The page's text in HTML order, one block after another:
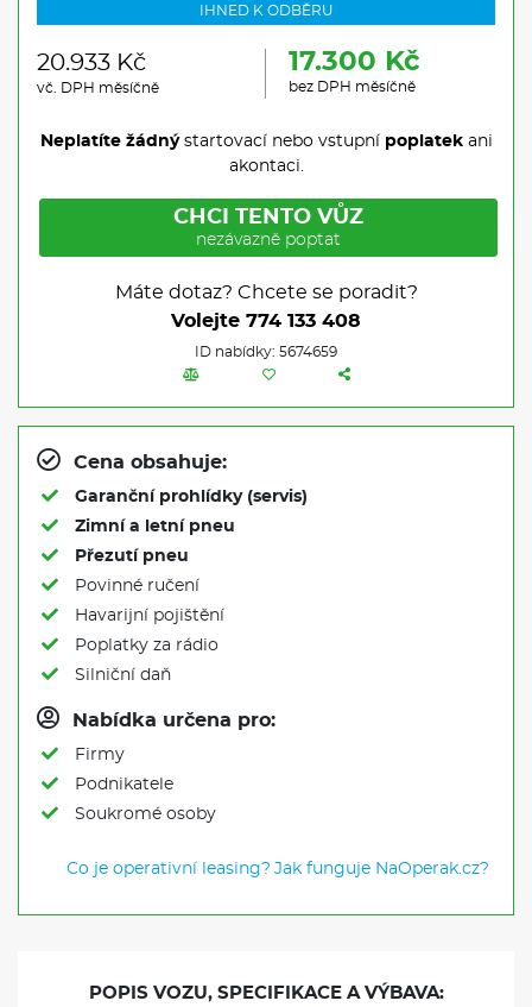
IHNED K ODBĚRU
20.933 Kč
vč. DPH měsíčně
17.300 Kč
bez DPH měsíčně
Neplatíte žádnýstartovací nebo vstupní poplatekani
akontaci.
CHCI TENTO VŮZ
nezávazně poptat
Máte dotaz? Chcete se poradit?
Volejte 774 133 408
ID nabídky: 5674659
Cena obsahuje:
Garanční prohlídky (servis)
Zimní a letní pneu
Přezutí pneu
Povinné ručení
Havarijní pojištění
Poplatky za rádio
Silniční daň
Nabídka určena pro:
Firmy
Podnikatele
Soukromé osoby
Co je operativní leasing? Jak funguje NaOperak.cz?
POPIS VOZU, SPECIFIKACE A VÝBAVA: